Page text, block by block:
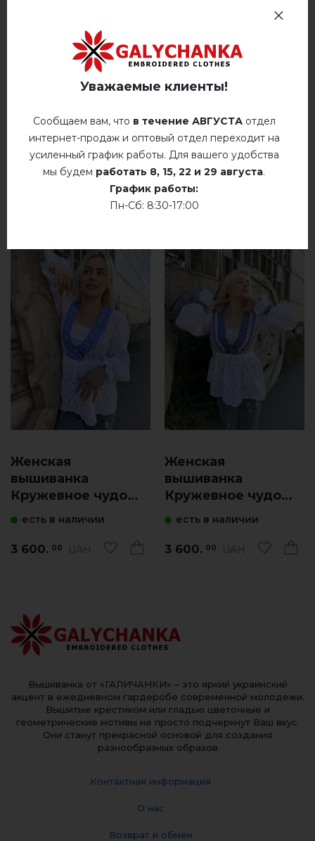
Немає відгуків про цей товар.
добавьте свой отзыв о Визерина (синяя)
РЕКОМЕНДУЕМЫЕ ТОВАРЫ
Женская
вышиванка
Кружевное чудо
есть в наличии
3 600. 00 UAH
Женская
вышиванка
Кружевное чудо
есть в наличии
3 600. 00 UAH
Вышиванка от «ГАЛИЧАНКИ» – это яркий украинский
акцент в ежедневном гардеробе современной молодежи.
Вышитые крестиком или гладью цветочные и
геометрические мотивы не просто подчеркнут Ваш вкус.
Они станут прекрасной основой для создания
разнообразных образов
Контактная информация
О нас
Возврат и обмен
Уважаемые клиенты!
Сообщаем вам, что в течение АВГУСТАотдел
интернет-продаж и оптовый отдел переходит на
усиленный график работы. Для вашего удобства
мы будем работать 8, 15, 22 и 29 августа.
График работы:
Пн-Сб: 8:30-17:00